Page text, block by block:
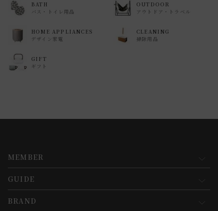
BATH
バス・トイレ用品
OUTDOOR
アウトドア・トラベル
HOME APPLIANCES
デザイン家電
CLEANING
掃除用品
GIFT
ギフト
MEMBER
マイページ
新規会員登録
GUIDE
お買い物ガイド
BRAND